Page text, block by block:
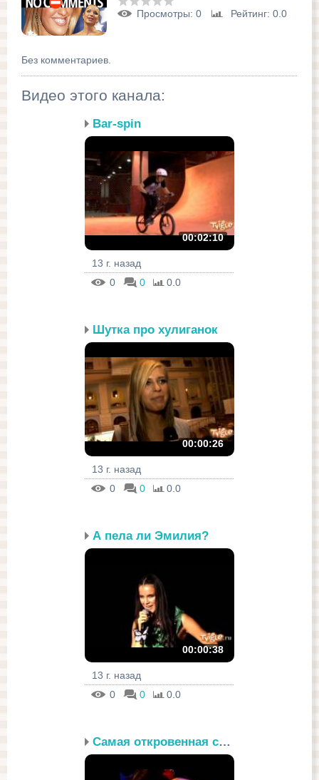
Просмотры: 0 Рейтинг: 0.0
Без комментариев.
Видео этого канала:
Bar-spin
00:02:10
13 г. назад
0
0 0.0
Шутка про хулиганок
00:00:26
13 г. назад
0
0 0.0
А пела ли Эмилия?
00:00:38
13 г. назад
0
0 0.0
Самая откровенная сцена...